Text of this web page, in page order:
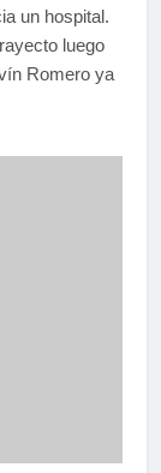
un hospital.
luego
Romero ya